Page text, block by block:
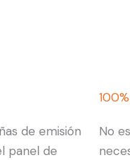
de emisión
panel de
No